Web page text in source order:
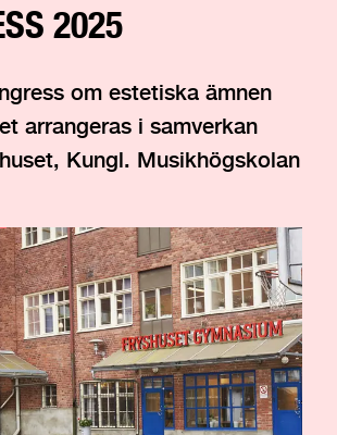
2025
om estetiska ämnen
arrangeras i samverkan
Kungl. Musikhögskolan